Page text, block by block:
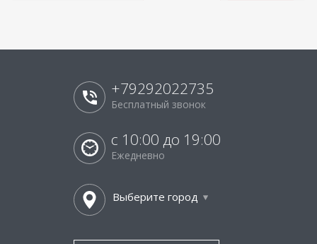
+79292022735
Бесплатный звонок
с 10:00 до 19:00
Ежедневно
Выберите город